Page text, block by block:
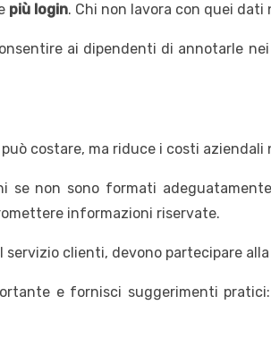
più login. Chi non lavora con quei dati
ai dipendenti di annotarle
costare, ma riduce i costi aziendali
se non sono formati
informazioni riservate.
clienti, devono partecipare
e fornisci suggerimenti